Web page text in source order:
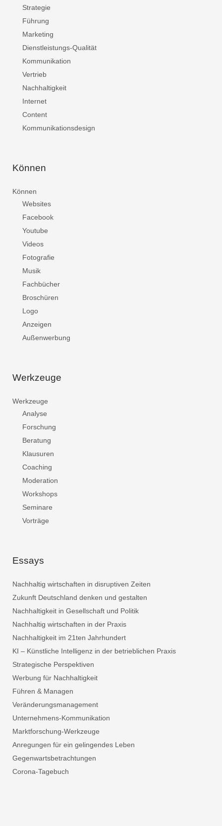
Strategie
Führung
Marketing
Dienstleistungs-Qualität
Kommunikation
Vertrieb
Nachhaltigkeit
Internet
Content
Kommunikationsdesign
Können
Können
Websites
Facebook
Youtube
Videos
Fotografie
Musik
Fachbücher
Broschüren
Logo
Anzeigen
Außenwerbung
Werkzeuge
Werkzeuge
Analyse
Forschung
Beratung
Klausuren
Coaching
Moderation
Workshops
Seminare
Vorträge
Essays
Nachhaltig wirtschaften in disruptiven Zeiten
Zukunft Deutschland denken und gestalten
Nachhaltigkeit in Gesellschaft und Politik
Nachhaltig wirtschaften in der Praxis
Nachhaltigkeit im 21ten Jahrhundert
KI – Künstliche Intelligenz in der betrieblichen Praxis
Strategische Perspektiven
Werbung für Nachhaltigkeit
Führen & Managen
Veränderungsmanagement
Unternehmens-Kommunikation
Marktforschung-Werkzeuge
Anregungen für ein gelingendes Leben
Gegenwartsbetrachtungen
Corona-Tagebuch